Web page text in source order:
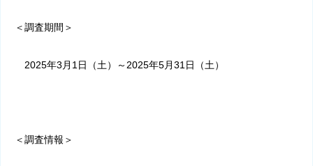
＜調査期間＞
2025年3 月 1 日（土）～ 2025年5月31 日（土）
＜調査情報＞